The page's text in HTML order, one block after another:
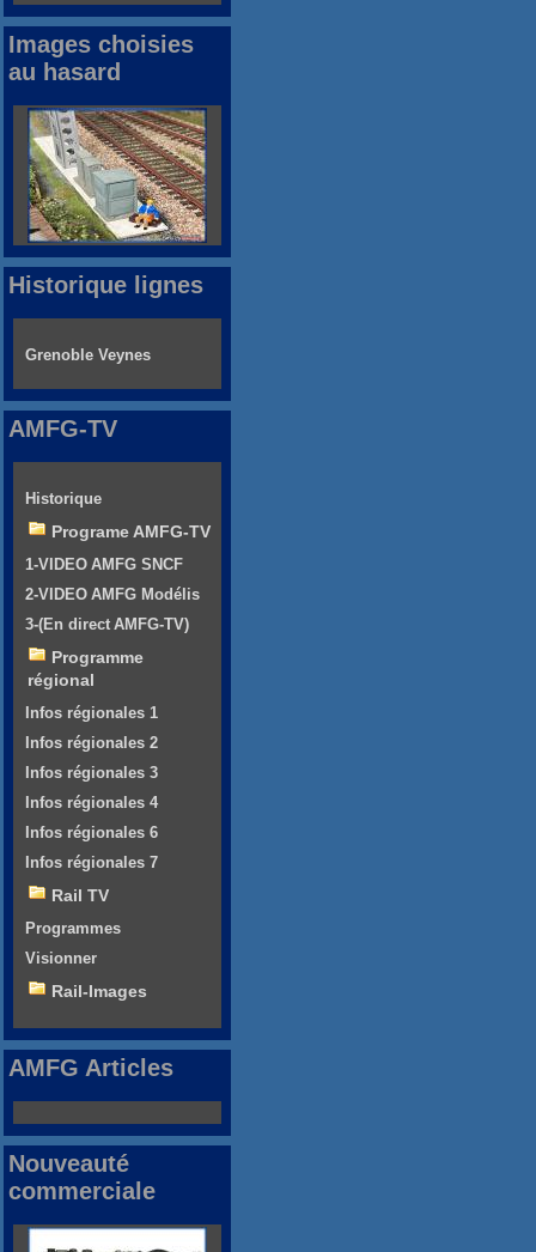
Images choisies
au hasard
Historique lignes
Grenoble Veynes
AMFG-TV
Historique
Programe AMFG-TV
1-VIDEO AMFG SNCF
2-VIDEO AMFG Modélis
3-(En direct AMFG-TV)
Programme
régional
Infos régionales 1
Infos régionales 2
Infos régionales 3
Infos régionales 4
Infos régionales 6
Infos régionales 7
Rail TV
Programmes
Visionner
Rail-Images
AMFG Articles
Nouveauté
commerciale